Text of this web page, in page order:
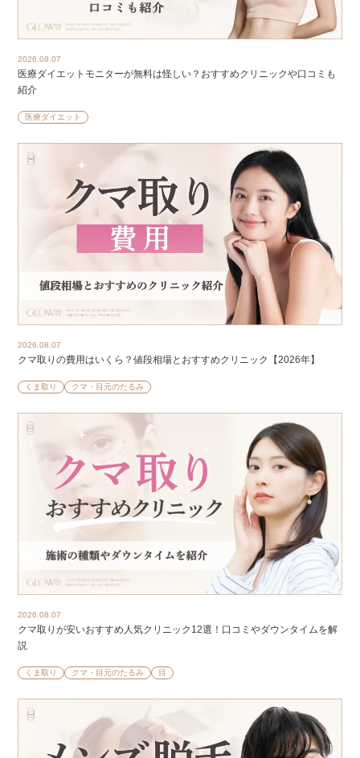
2026.08.07
医療ダイエットモニターが無料は怪しい？おすすめクリニックや口コミも
紹介
医療ダイエット
2026.08.07
クマ取りの費用はいくら？値段相場とおすすめクリニック【2026年】
くま取り クマ・目元のたるみ
2026.08.07
クマ取りが安いおすすめ人気クリニック12選！口コミやダウンタイムを解
説
くま取り クマ・目元のたるみ 目